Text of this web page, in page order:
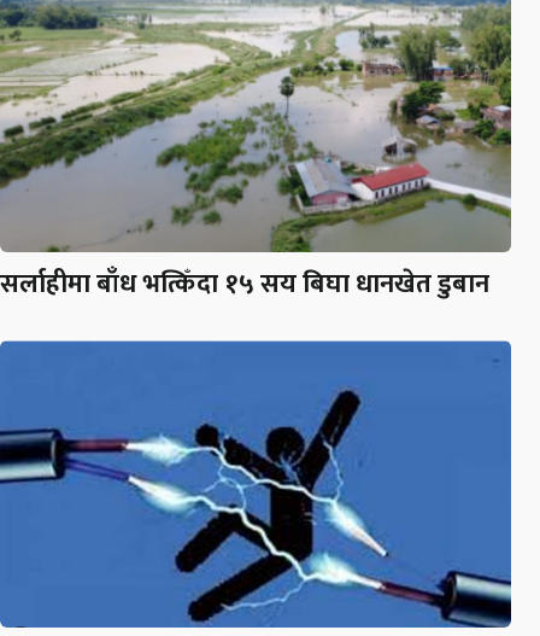
सर्लाहीमा बाँध भत्किँदा १५ सय बिघा धानखेत डुबान